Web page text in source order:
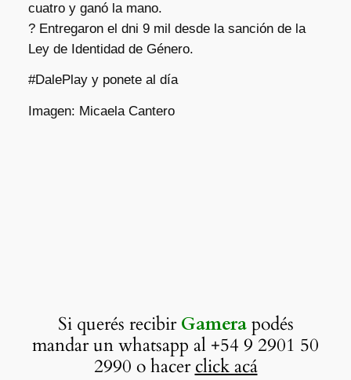
cuatro y ganó la mano.
? Entregaron el dni 9 mil desde la sanción de la
Ley de Identidad de Género.
#DalePlay y ponete al día
Imagen: Micaela Cantero
Si querés recibirGamerapodés
mandar un whatsapp al +54 9 2901 50
2990 o hacerclick acá